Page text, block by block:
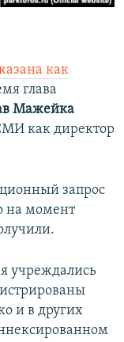
как
глава
Мажейка
как директор
запрос
на момент
учреждались
и в других